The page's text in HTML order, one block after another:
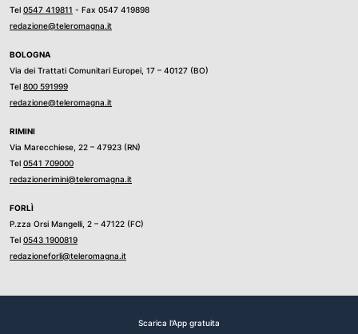
Tel 0547 419811 - Fax 0547 419898
redazione@teleromagna.it
BOLOGNA
Via dei Trattati Comunitari Europei, 17 – 40127 (BO)
Tel 800 591999
redazione@teleromagna.it
RIMINI
Via Marecchiese, 22 – 47923 (RN)
Tel 0541 709000
redazionerimini@teleromagna.it
FORLÌ
P.zza Orsi Mangelli, 2 – 47122 (FC)
Tel 0543 1900819
redazioneforli@teleromagna.it
Scarica l'App gratuita